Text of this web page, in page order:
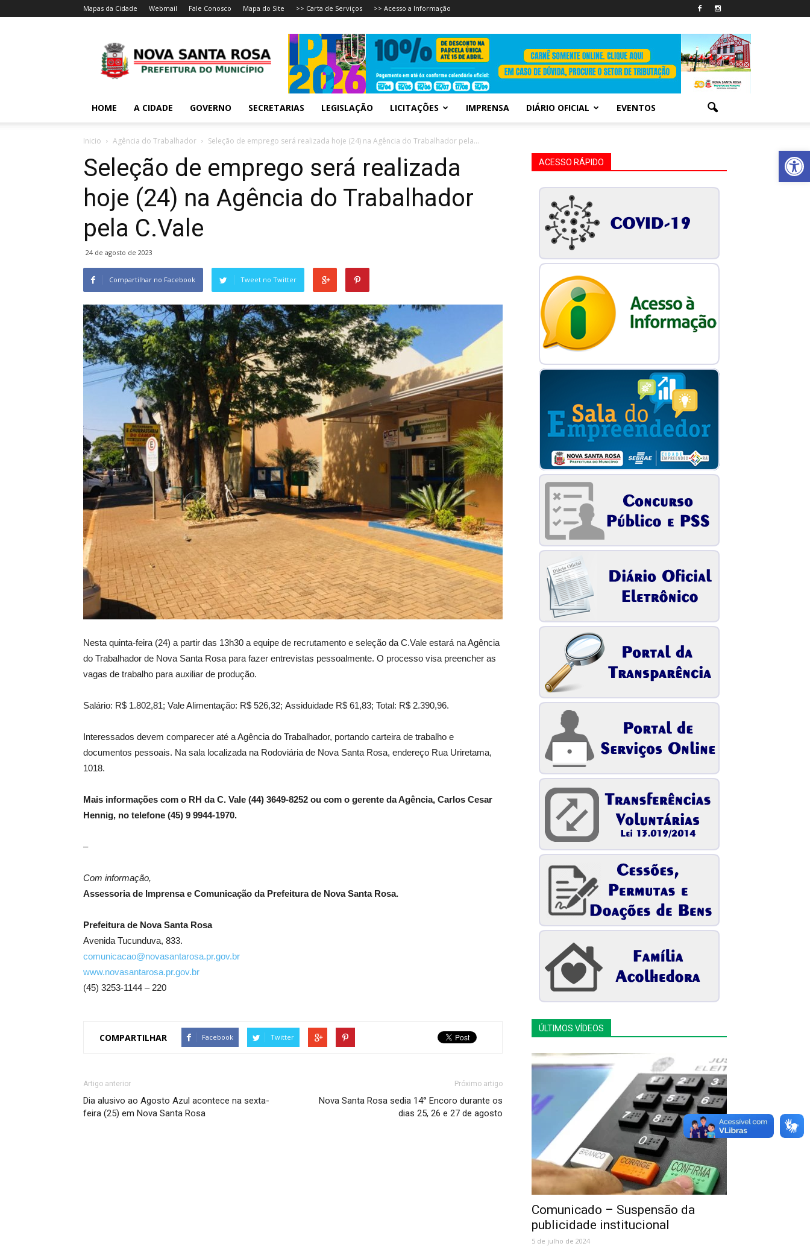
Abrir
Mapas da Cidade Webmail Fale Conosco Mapa do Site >> Carta de Serviços >> Acesso a Informação
HOME A CIDADE GOVERNO SECRETARIAS LEGISLAÇÃO LICITAÇÕES IMPRENSA DIÁRIO OFICIAL EVENTOS
Inicio Agência do Trabalhador Seleção de emprego será realizada hoje (24) na Agência do Trabalhador pela...
Seleção de emprego será realizada
hoje (24) na Agência do Trabalhador
pela C.Vale
24 de agosto de 2023
Compartilhar no Facebook Tweet no Twitter
Nesta quinta-feira (24) a partir das 13h30 a equipe de recrutamento e seleção da C.Vale estará na Agência
do Trabalhador de Nova Santa Rosa para fazer entrevistas pessoalmente. O processo visa preencher as
vagas de trabalho para auxiliar de produção.
Salário: R$ 1.802,81; Vale Alimentação: R$ 526,32; Assiduidade R$ 61,83; Total: R$ 2.390,96.
Interessados devem comparecer até a Agência do Trabalhador, portando carteira de trabalho e
documentos pessoais. Na sala localizada na Rodoviária de Nova Santa Rosa, endereço Rua Uriretama,
1018.
Mais informações com o RH da C. Vale (44) 3649-8252 ou com o gerente da Agência, Carlos Cesar
Hennig, no telefone (45) 9 9944-1970.
–
Com informação,
Assessoria de Imprensa e Comunicação da Prefeitura de Nova Santa Rosa.
Prefeitura de Nova Santa Rosa
Avenida Tucunduva, 833.
comunicacao@novasantarosa.pr.gov.br
www.novasantarosa.pr.gov.br
(45) 3253-1144 – 220
COMPARTILHAR Facebook Twitter
Artigo anterior
Dia alusivo ao Agosto Azul acontece na sexta-
feira (25) em Nova Santa Rosa
Próximo artigo
Nova Santa Rosa sedia 14° Encoro durante os
dias 25, 26 e 27 de agosto
ACESSO RÁPIDO
ÚLTIMOS VÍDEOS
Comunicado – Suspensão da
publicidade institucional
5 de julho de 2024